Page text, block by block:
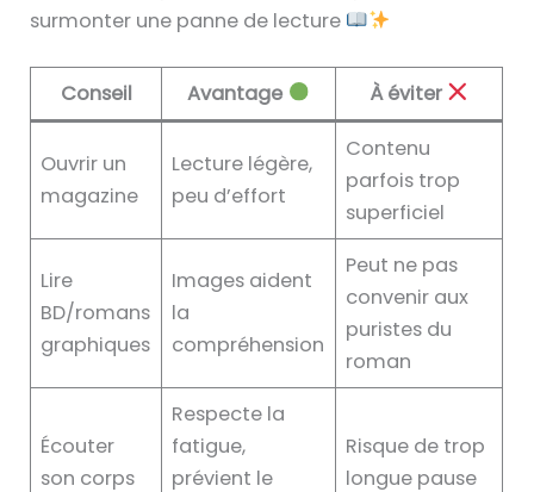
surmonter une panne de lecture
Conseil Avantage À éviter
Ouvrir un
magazine
Lecture légère,
peu d’effort
Contenu
parfois trop
superficiel
Lire
BD/romans
graphiques
Images aident
la
compréhension
Peut ne pas
convenir aux
puristes du
roman
Écouter
son corps
Respecte la
fatigue,
prévient le
Risque de trop
longue pause